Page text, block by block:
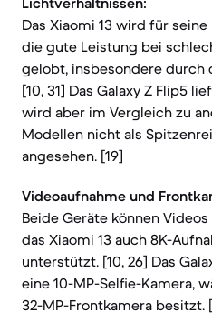
Das Xiaomi 13 wird für
die gute Leistung bei
gelobt, insbesondere durch
[10, 31] Das Galaxy Z Flip5
wird aber im Vergleich zu
Modellen nicht als
angesehen. [19]
Videoaufnahme und
Beide Geräte können
das Xiaomi 13 auch 8K-
unterstützt. [10, 26] Das
eine 10-MP-Selfie-Kamera,
32-MP-Frontkamera besitzt.